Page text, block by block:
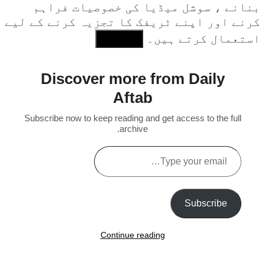
بنانے ، سوشل میڈیا کی خصوصیات فراہم
کرنے اور اپنے ٹریفک کا تجزیہ کرنے کے لیے
استعمال کرتے ہیں۔
Discover more from Daily
Aftab
Subscribe now to keep reading and get access to the full
archive.
Type
your
Subscribe
Continue reading